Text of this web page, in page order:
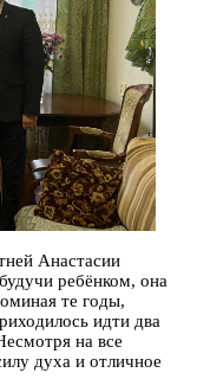
Анастасии
ребёнком, она
те годы,
идти два
на все
духа и отличное